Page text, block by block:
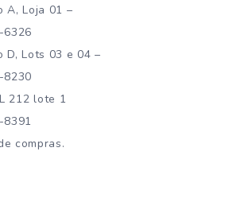
A, Loja 01 –
6326
D, Lots 03 e 04 –
8230
212 lote 1
compras.